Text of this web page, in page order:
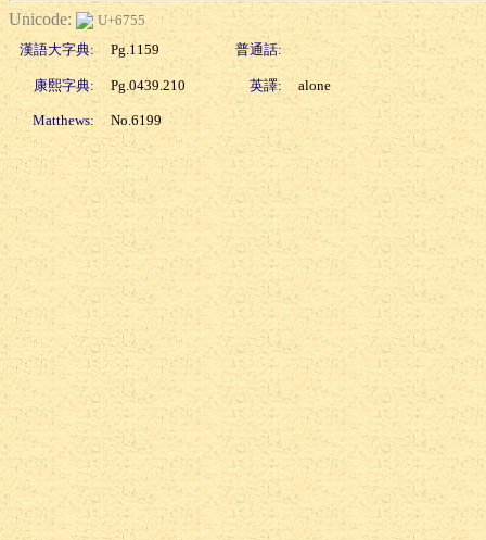
Unicode:
U+6755
漢語大字典:
Pg.1159 普通話:
康熙字典: Pg.0439.210 英譯: alone
Matthews: No.6199